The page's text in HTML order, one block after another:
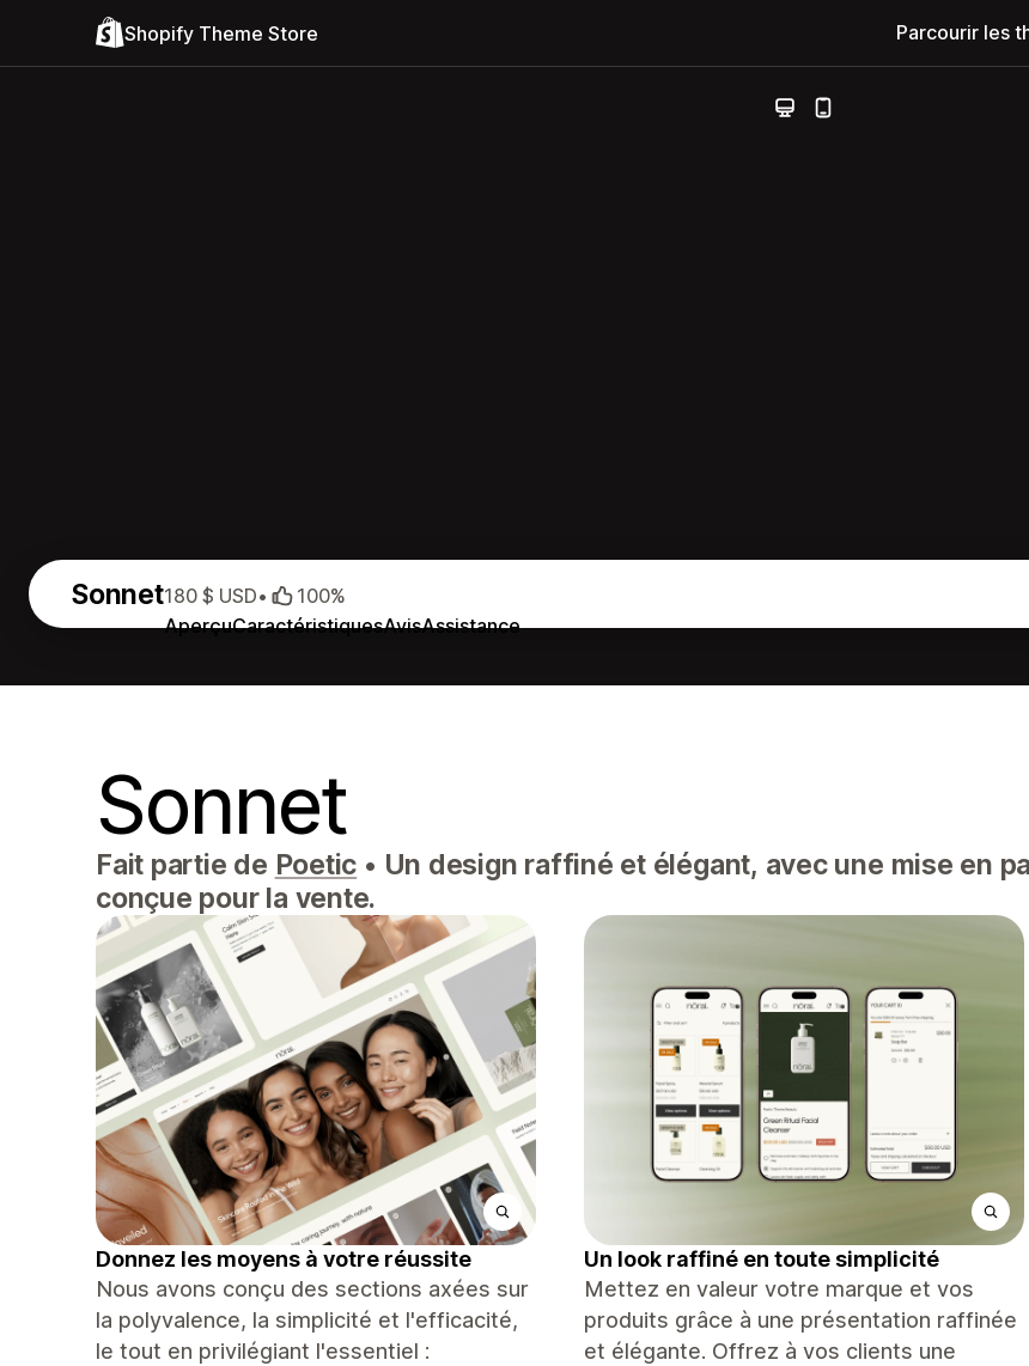
Shopify Theme Store Parcourir les
Sonnet
AperçuCaractéristiquesAvisAssistance
180 $ USD• 100%
Sonnet
Fait partie de Poetic • Un design raffiné et élégant, avec une mise en
conçue pour la vente.
Donnez les moyens à votre réussite
Nous avons conçu des sections axées sur
la polyvalence, la simplicité et l'efficacité,
le tout en privilégiant l'essentiel :
Un look raffiné en toute simplicité
Mettez en valeur votre marque et vos
produits grâce à une présentation raffinée
et élégante. Offrez à vos clients une